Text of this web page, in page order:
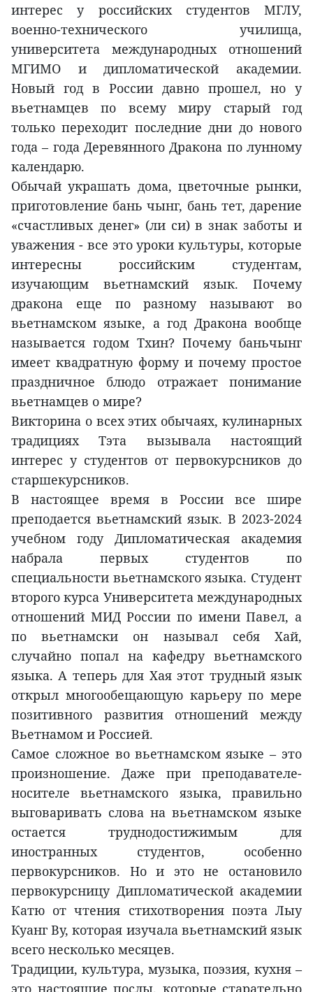
интерес у российских студентов МГЛУ,
военно-технического училища,
университета международных отношений
МГИМО и дипломатической академии.
Новый год в России давно прошел, но у
вьетнамцев по всему миру старый год
только переходит последние дни до нового
года – года Деревянного Дракона по лунному
календарю.
Обычай украшать дома, цветочные рынки,
приготовление бань чынг, бань тет, дарение
«счастливых денег» (ли си) в знак заботы и
уважения - все это уроки культуры, которые
интересны российским студентам,
изучающим вьетнамский язык. Почему
дракона еще по разному называют во
вьетнамском языке, а год Дракона вообще
называется годом Тхин? Почему баньчынг
имеет квадратную форму и почему простое
праздничное блюдо отражает понимание
вьетнамцев о мире?
Викторина о всех этих обычаях, кулинарных
традициях Тэта вызывала настоящий
интерес у студентов от первокурсников до
старшекурсников.
В настоящее время в России все шире
преподается вьетнамский язык. В 2023-2024
учебном году Дипломатическая академия
набрала первых студентов по
специальности вьетнамского языка. Студент
второго курса Университета международных
отношений МИД России по имени Павел, а
по вьетнамски он называл себя Хай,
случайно попал на кафедру вьетнамского
языка. А теперь для Хая этот трудный язык
открыл многообещающую карьеру по мере
позитивного развития отношений между
Вьетнамом и Россией.
Самое сложное во вьетнамском языке – это
произношение. Даже при преподавателе-
носителе вьетнамского языка, правильно
выговаривать слова на вьетнамском языке
остается труднодостижимым для
иностранных студентов, особенно
первокурсников. Но и это не остановило
первокурсницу Дипломатической академии
Катю от чтения стихотворения поэта Лыу
Куанг Ву, которая изучала вьетнамский язык
всего несколько месяцев.
Традиции, культура, музыка, поэзия, кухня –